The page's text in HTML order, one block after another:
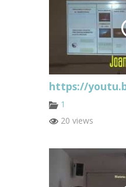
https://
1
20 views